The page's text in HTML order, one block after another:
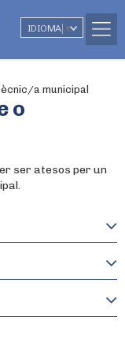
IDIOMA ▼
a municipal
o
ser atesos per un